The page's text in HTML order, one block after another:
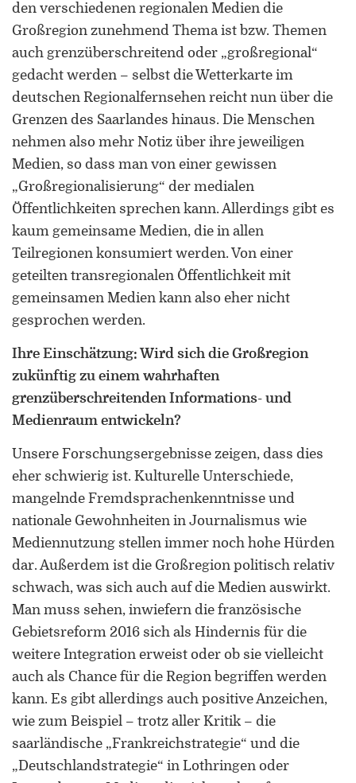
den verschiedenen regionalen Medien die
Großregion zunehmend Thema ist bzw. Themen
auch grenzüberschreitend oder „großregional“
gedacht werden – selbst die Wetterkarte im
deutschen Regionalfernsehen reicht nun über die
Grenzen des Saarlandes hinaus. Die Menschen
nehmen also mehr Notiz über ihre jeweiligen
Medien, so dass man von einer gewissen
„Großregionalisierung“ der medialen
Öffentlichkeiten sprechen kann. Allerdings gibt es
kaum gemeinsame Medien, die in allen
Teilregionen konsumiert werden. Von einer
geteilten transregionalen Öffentlichkeit mit
gemeinsamen Medien kann also eher nicht
gesprochen werden.
Ihre Einschätzung: Wird sich die Großregion
zukünftig zu einem wahrhaften
grenzüberschreitenden Informations- und
Medienraum entwickeln?
Unsere Forschungsergebnisse zeigen, dass dies
eher schwierig ist. Kulturelle Unterschiede,
mangelnde Fremdsprachenkenntnisse und
nationale Gewohnheiten in Journalismus wie
Mediennutzung stellen immer noch hohe Hürden
dar. Außerdem ist die Großregion politisch relativ
schwach, was sich auch auf die Medien auswirkt.
Man muss sehen, inwiefern die französische
Gebietsreform 2016 sich als Hindernis für die
weitere Integration erweist oder ob sie vielleicht
auch als Chance für die Region begriffen werden
kann. Es gibt allerdings auch positive Anzeichen,
wie zum Beispiel – trotz aller Kritik – die
saarländische „Frankreichstrategie“ und die
„Deutschlandstrategie“ in Lothringen oder